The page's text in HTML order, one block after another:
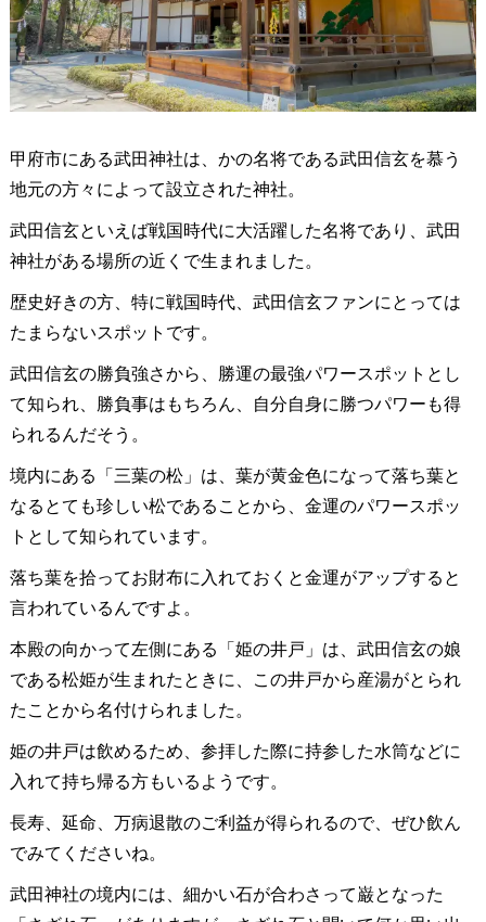
甲府市にある武田神社は、かの名将である武田信玄を慕う
地元の方々によって設立された神社。
武田信玄といえば戦国時代に大活躍した名将であり、武田
神社がある場所の近くで生まれました。
歴史好きの方、特に戦国時代、武田信玄ファンにとっては
たまらないスポットです。
武田信玄の勝負強さから、勝運の最強パワースポットとし
て知られ、勝負事はもちろん、自分自身に勝つパワーも得
られるんだそう。
境内にある「三葉の松」は、葉が黄金色になって落ち葉と
なるとても珍しい松であることから、金運のパワースポッ
トとして知られています。
落ち葉を拾ってお財布に入れておくと金運がアップすると
言われているんですよ。
本殿の向かって左側にある「姫の井戸」は、武田信玄の娘
である松姫が生まれたときに、この井戸から産湯がとられ
たことから名付けられました。
姫の井戸は飲めるため、参拝した際に持参した水筒などに
入れて持ち帰る方もいるようです。
長寿、延命、万病退散のご利益が得られるので、ぜひ飲ん
でみてくださいね。
武田神社の境内には、細かい石が合わさって巌となった